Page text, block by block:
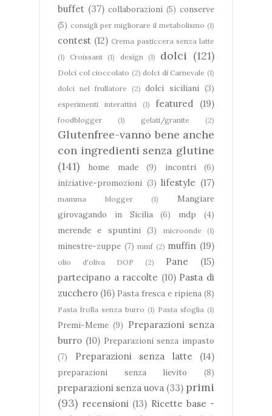
buffet (37) collaborazioni (5) conserve
(5) consigli per migliorare il metabolismo (1)
contest (12) Crema pasticcera senza latte
(1)
Croissant (1) design (1) dolci (121)
Dolci col cioccolato (2) dolci di Carnevale (1)
dolci nel frullatore
(2) dolci siciliani (3)
esperimenti interattivi (1) featured (19)
foodblogger (1) gelati/granite (2)
Glutenfree-vanno bene anche
con ingredienti senza glutine
(141)
home made (9) incontri
(6)
iniziative-promozioni (3) lifestyle (17)
mamma blogger (1)
Mangiare
girovagando in Sicilia
(6) mdp
(4)
merende e spuntini (3) microonde (1)
minestre-zuppe (7) mmf (2) muffin (19)
olio d'oliva DOP (2) Pane
(15)
partecipano a raccolte (10) Pasta di
zucchero (16) Pasta fresca e ripiena (8)
Pasta frolla senza burro (1) Pasta sfoglia (1)
Premi-Meme (9) Preparazioni senza
burro (10) Preparazioni senza impasto
(7)
Preparazioni senza latte (14)
preparazioni senza lievito (8)
preparazioni senza uova (33) primi
(93) recensioni (13) Ricette base -